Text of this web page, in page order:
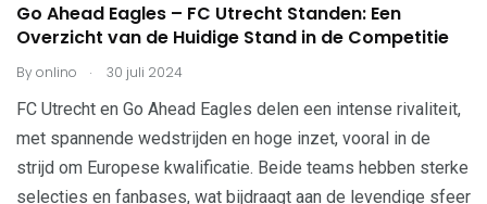
Go Ahead Eagles – FC Utrecht Standen: Een
Overzicht van de Huidige Stand in de Competitie
Byonlino . 30 juli 2024
FC Utrecht en Go Ahead Eagles delen een intense rivaliteit,
met spannende wedstrijden en hoge inzet, vooral in de
strijd om Europese kwalificatie. Beide teams hebben sterke
selecties en fanbases, wat bijdraagt aan de levendige sfeer